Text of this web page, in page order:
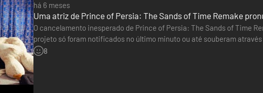
há 6 meses
Uma atriz de Prince of Persia: The Sands of Time Remake
O cancelamento inesperado de Prince of Persia: The Sands of Time
projeto só foram notificados no último minuto ou até souberam
interpretou Farah no jogo. Embora ainda esteja sob embargo e não…
8